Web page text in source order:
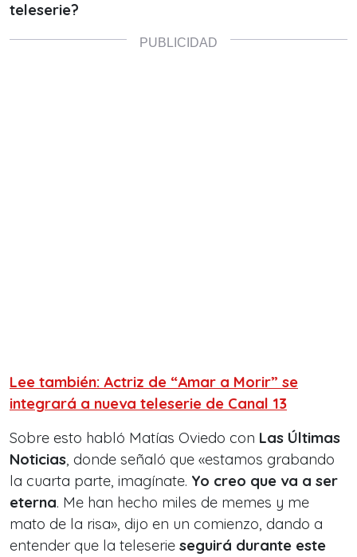
teleserie?
Lee también: Actriz de “Amar a Morir” se
integrará a nueva teleserie de Canal 13
Sobre esto habló Matías Oviedo con Las Últimas
Noticias, donde señaló que «estamos grabando
la cuarta parte, imagínate. Yo creo que va a ser
eterna. Me han hecho miles de memes y me
mato de la risa», dijo en un comienzo, dando a
entender que la teleserie seguirá durante este